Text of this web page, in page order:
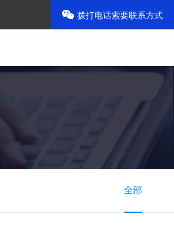
800-888-6666
全部
拨打电话索要联系方式